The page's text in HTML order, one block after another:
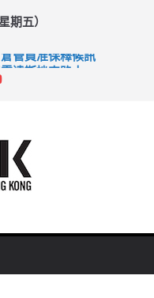
期五）
管員准保釋候訊
達斯挫車路士